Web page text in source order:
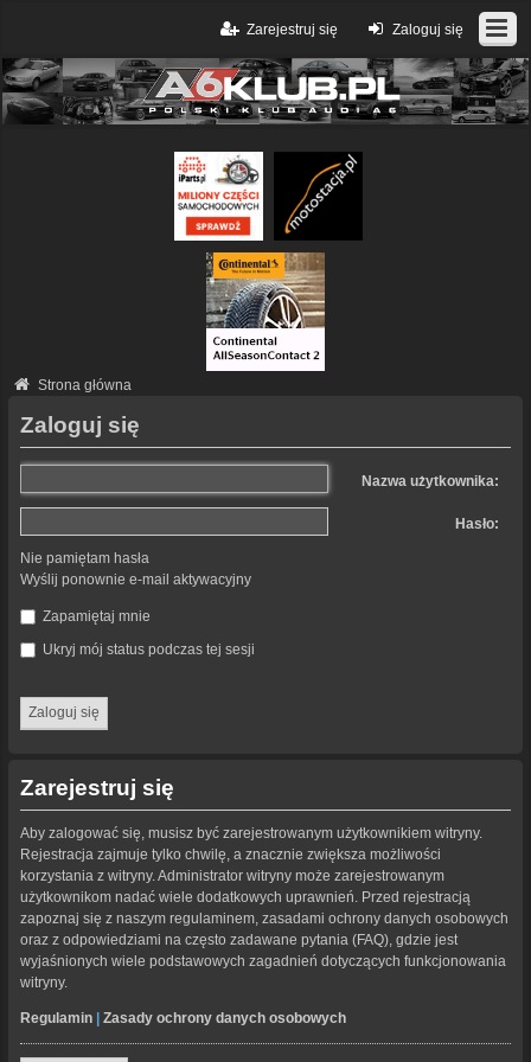
Zaloguj się
Zarejestruj się
Strona główna
Zaloguj się
Nazwa użytkownika:
Hasło:
Nie pamiętam hasła
Wyślij ponownie e-mail aktywacyjny
Zapamiętaj mnie
Ukryj mój status podczas tej sesji
Zarejestruj się
Aby zalogować się, musisz być zarejestrowanym użytkownikiem witryny.
Rejestracja zajmuje tylko chwilę, a znacznie zwiększa możliwości
korzystania z witryny. Administrator witryny może zarejestrowanym
użytkownikom nadać wiele dodatkowych uprawnień. Przed rejestracją
zapoznaj się z naszym regulaminem, zasadami ochrony danych osobowych
oraz z odpowiedziami na często zadawane pytania (FAQ), gdzie jest
wyjaśnionych wiele podstawowych zagadnień dotyczących funkcjonowania
witryny.
Regulamin Zasady ochrony danych osobowych